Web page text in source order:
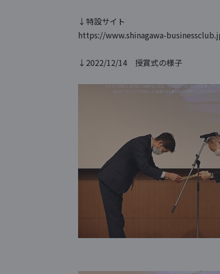
↓特設サイト
https://www.shinagawa-
↓2022/12/14 授賞式の様子